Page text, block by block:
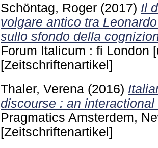
Schöntag, Roger (2017) Il
volgare antico tra
sullo sfondo della
Forum Italicum : fi London
[Zeitschriftenartikel]
Thaler, Verena (2016)
discourse : an interactional
Pragmatics Amsterdem,
[Zeitschriftenartikel]